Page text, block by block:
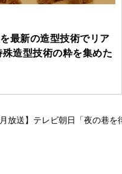
最新の造型技術でリア
造型技術の粋を集めた
月放送】テレビ朝日「夜の巷